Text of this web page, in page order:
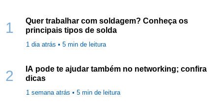
1
Quer trabalhar com soldagem? Conheça os
principais tipos de solda
1 dia atrás •5 min de leitura
2
IA pode te ajudar também no networking; confira
dicas
1 semana atrás •5 min de leitura